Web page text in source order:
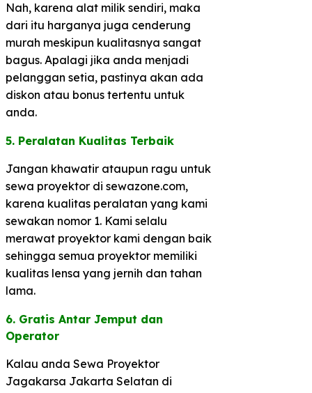
Nah, karena alat milik sendiri, maka
dari itu harganya juga cenderung
murah meskipun kualitasnya sangat
bagus. Apalagi jika anda menjadi
pelanggan setia, pastinya akan ada
diskon atau bonus tertentu untuk
anda.
5. Peralatan Kualitas Terbaik​
Jangan khawatir ataupun ragu untuk
sewa proyektor di sewazone.com,
karena kualitas peralatan yang kami
sewakan nomor 1. Kami selalu
merawat proyektor kami dengan baik
sehingga semua proyektor memiliki
kualitas lensa yang jernih dan tahan
lama.
6. Gratis Antar Jemput dan
Operator​
Kalau anda Sewa Proyektor
Jagakarsa Jakarta Selatan di